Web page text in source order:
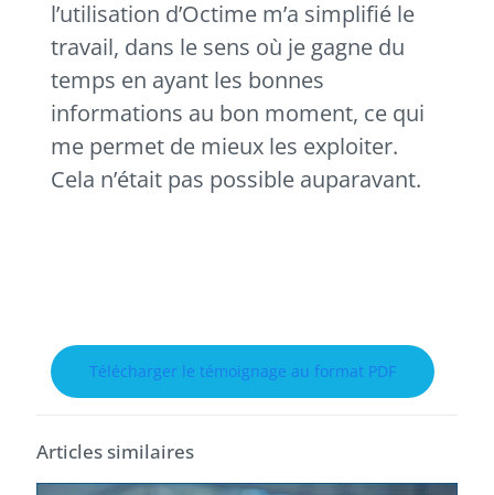
l’utilisation d’Octime m’a simplifié le
travail, dans le sens où je gagne du
temps en ayant les bonnes
informations au bon moment, ce qui
me permet de mieux les exploiter.
Cela n’était pas possible auparavant.
Télécharger le témoignage au format PDF
Articles similaires